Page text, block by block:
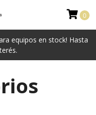
equipos en stock! Hasta
0